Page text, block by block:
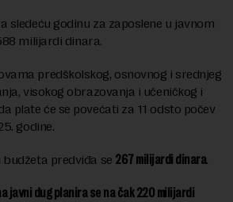
sledeću godinu za zaposlene u javnom
milijardi dinara.
predškolskog, osnovnog i srednjeg
visokog obrazovanja i učeničkog i
plate će se povećati za 11 odsto počev
godine.
predviđa se 267 milijardi dinara.
javni dug planira se na čak 220 milijardi